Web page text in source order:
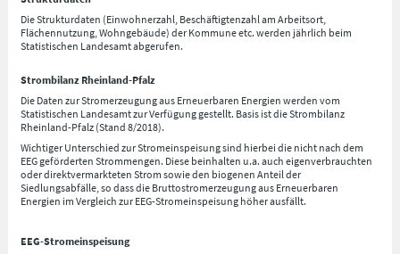
Die Strukturdaten (Einwohnerzahl, Beschäftigtenzahl am Arbeitsort,
Flächennutzung, Wohngebäude) der Kommune etc. werden jährlich beim
Statistischen Landesamt abgerufen.
Strombilanz Rheinland-Pfalz
Die Daten zur Stromerzeugung aus Erneuerbaren Energien werden vom
Statistischen Landesamt zur Verfügung gestellt. Basis ist die Strombilanz
Rheinland-Pfalz (Stand 8/2018).
Wichtiger Unterschied zur Stromeinspeisung sind hierbei die nicht nach dem
EEG geförderten Strommengen. Diese beinhalten u.a. auch eigenverbrauchten
oder direktvermarkteten Strom sowie den biogenen Anteil der
Siedlungsabfälle, so dass die Bruttostromerzeugung aus Erneuerbaren
Energien im Vergleich zur EEG-Stromeinspeisung höher ausfällt.
EEG-Stromeinspeisung